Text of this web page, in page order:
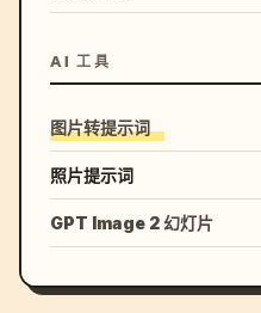
AI 工具
图片转提示词
照片提示词
GPT Image 2 幻灯片